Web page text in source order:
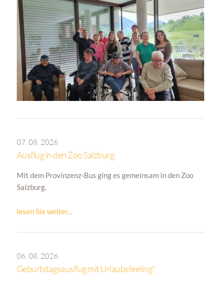
07. 08. 2026
Ausflug in den Zoo Salzburg
Mit dem Provinzenz-Bus ging es gemeinsam in den Zoo
Salzburg.
lesen Sie weiter...
06. 08. 2026
Geburtstagsausflug mit Urlaubsfeeling!